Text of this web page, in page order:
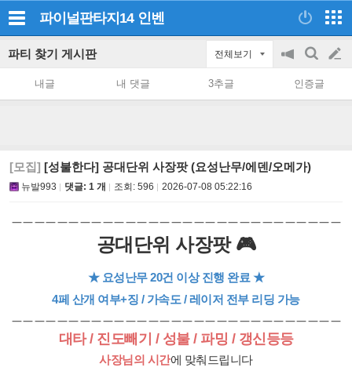
파이널판타지14 인벤
파티 찾기 게시판 전체보기
공
on/off
검
색
글
쓰
내글 내 댓글 3추글 인증글
[모집] [성불한다] 공대단위 사장팟 (요성난무/에덴/오메가)
뉴발993 댓글: 1 개 조회: 596 2026-07-08 05:22:16
ㅡㅡㅡㅡㅡㅡㅡㅡㅡㅡㅡㅡㅡㅡㅡㅡㅡㅡㅡㅡㅡㅡㅡㅡㅡㅡㅡㅡㅡ
공대단위 사장팟 🎮
★ 요성난무 20건 이상 진행 완료 ★
4페 산개 여부+징 / 가속도 / 레이저 전부 리딩 가능
ㅡㅡㅡㅡㅡㅡㅡㅡㅡㅡㅡㅡㅡㅡㅡㅡㅡㅡㅡㅡㅡㅡㅡㅡㅡㅡㅡㅡㅡ
대타 / 진도빼기 / 성불 / 파밍 / 갱신등등
사장님의 시간에 맞춰드립니다